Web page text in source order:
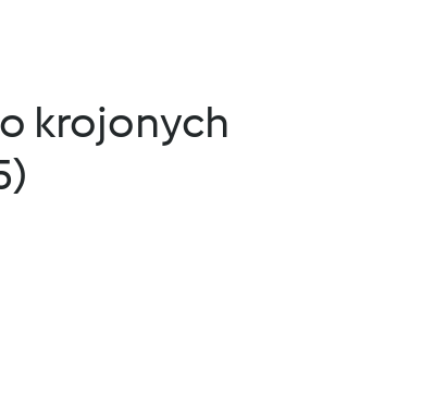
krojonych